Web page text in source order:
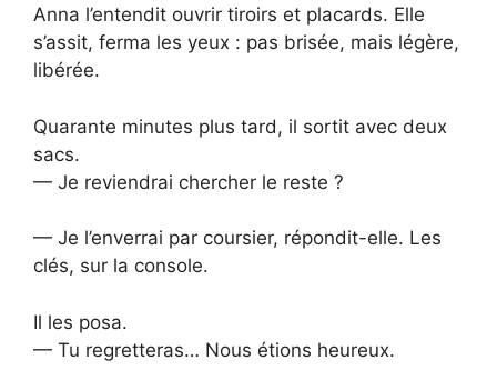
Anna l’entendit ouvrir tiroirs et placards. Elle
s’assit, ferma les yeux : pas brisée, mais légère,
libérée.
Quarante minutes plus tard, il sortit avec deux
sacs.
— Je reviendrai chercher le reste ?
— Je l’enverrai par coursier, répondit-elle. Les
clés, sur la console.
Il les posa.
— Tu regretteras… Nous étions heureux.